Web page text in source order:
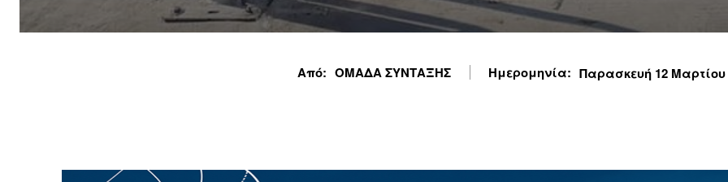
Από: ΟΜΑΔΑ ΣΥΝΤΑΞΗΣ Ημερομηνία: Παρασκευή 12 Μαρτίου